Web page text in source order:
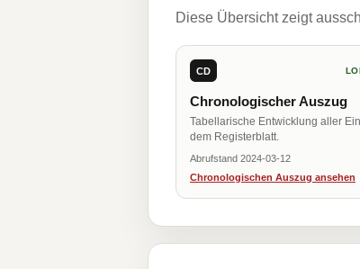
Diese Übersicht zeigt
CD
Chronologischer Auszug
Tabellarische Entwicklung aller
dem Registerblatt.
Abrufstand 2024-03-12
Chronologischen Auszug ansehen